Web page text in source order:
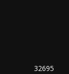
32695